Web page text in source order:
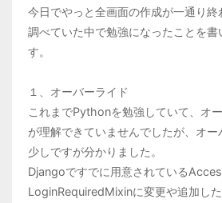
今日でやっと全画面の作成が一通り終
調べていた中で勉強になったことを書
す。
１、オーバーライド
これまでPythonを勉強していて、オ
が理解できていませんでしたが、オ
少しですが分かりました。
Djangoですでに用意されている
LoginRequiredMixinに変更や追加し